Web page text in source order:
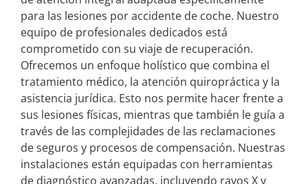
para las lesiones por accidente de coche. Nuestro
equipo de profesionales dedicados está
comprometido con su viaje de recuperación.
Ofrecemos un enfoque holístico que combina el
tratamiento médico, la atención quiropráctica y la
asistencia jurídica. Esto nos permite hacer frente a
sus lesiones físicas, mientras que también le guía a
través de las complejidades de las reclamaciones
de seguros y procesos de compensación. Nuestras
instalaciones están equipadas con herramientas
de diagnóstico avanzadas, incluyendo rayos X y